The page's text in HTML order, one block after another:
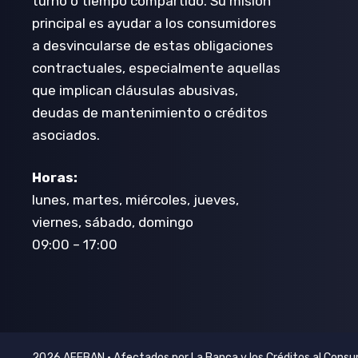
principal es ayudar a los consumidores
a desvincularse de estas obligaciones
contractuales, especialmente aquellas
que implican cláusulas abusivas,
deudas de mantenimiento o créditos
asociados.
Horas:
lunes, martes, miércoles, jueves,
viernes, sábado, domingo
09:00 – 17:00